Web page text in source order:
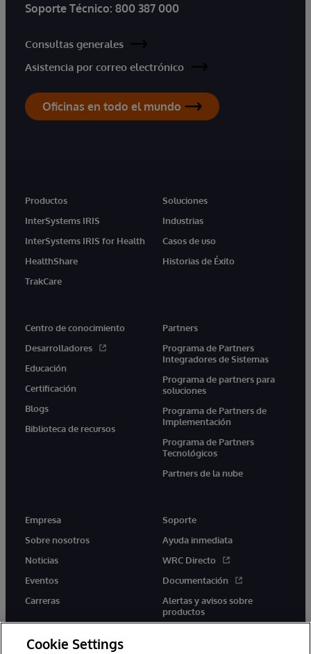
Soporte Técnico: 800 387 000
Consultas generales
Asistencia por correo electrónico
Oficinas en todo el mundo
Productos
InterSystems IRIS
InterSystems IRIS for Health
HealthShare
TrakCare
Soluciones
Industrias
Casos de uso
Historias de Éxito
Centro de conocimiento
Desarrolladores
Educación
Certificación
Blogs
Biblioteca de recursos
Partners
Programa de Partners
Integradores de Sistemas
Programa de partners para
soluciones
Programa de Partners de
Implementación
Programa de Partners
Tecnológicos
Partners de la nube
Empresa
Sobre nosotros
Noticias
Eventos
Carreras
Soporte
Ayuda inmediata
WRC Directo
Documentación
Alertas y avisos sobre
productos
Cookie Settings